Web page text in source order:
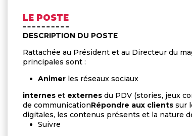
LE POSTE
DESCRIPTION DU POSTE
Rattachée au Président et au Directeur du
principales sont :
Animer les réseaux sociaux
internes et externes du PDV (stories, jeux
de communicationRépondre aux clients sur
digitales, les contenus présents et la nature
Suivre